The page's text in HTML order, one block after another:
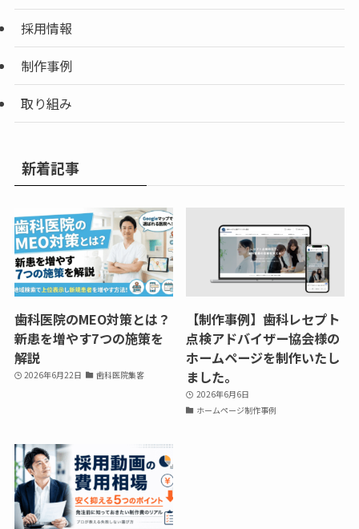
採用情報
制作事例
取り組み
新着記事
歯科医院のMEO対策とは？
新患を増やす7つの施策を
解説
2026年6月22日 歯科医院集客
【制作事例】歯科レセプト
点検アドバイザー協会様の
ホームページを制作いたし
ました。
2026年6月6日
ホームページ制作事例